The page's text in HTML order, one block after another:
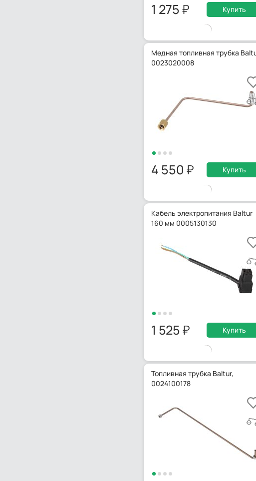
1 275 Купить
Медная топливная трубка
0023020008
4 550 Купить
Кабель электропитания Baltur
160 мм 0005130130
1 525 Купить
Топливная трубка Baltur,
0024100178